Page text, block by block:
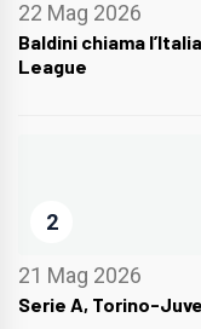
22 Mag 2026
Baldini chiama
League
2
21 Mag 2026
Serie A, Torino-